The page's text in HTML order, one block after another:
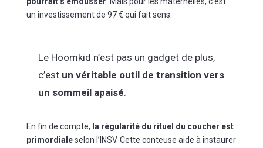
un investissement de 97 € qui fait sens.
Le Hoomkid n’est pas un gadget de plus,
c’est un véritable outil de transition vers
un sommeil apaisé.
En fin de compte, la régularité du rituel du coucher est
primordialeselon l’INSV. Cette conteuse aide à instaurer